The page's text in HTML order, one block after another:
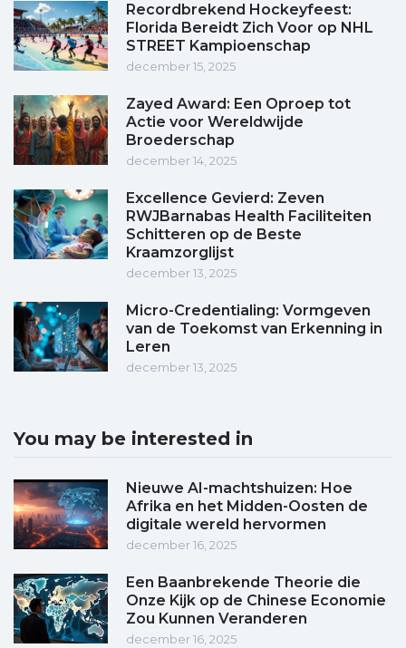
Recordbrekend Hockeyfeest:
Florida Bereidt Zich Voor op NHL
STREET Kampioenschap
december 15, 2025
Zayed Award: Een Oproep tot
Actie voor Wereldwijde
Broederschap
december 14, 2025
Excellence Gevierd: Zeven
RWJBarnabas Health Faciliteiten
Schitteren op de Beste
Kraamzorglijst
december 13, 2025
Micro-Credentialing: Vormgeven
van de Toekomst van Erkenning in
Leren
december 13, 2025
You may be interested in
Nieuwe AI-machtshuizen: Hoe
Afrika en het Midden-Oosten de
digitale wereld hervormen
december 16, 2025
Een Baanbrekende Theorie die
Onze Kijk op de Chinese Economie
Zou Kunnen Veranderen
december 16, 2025